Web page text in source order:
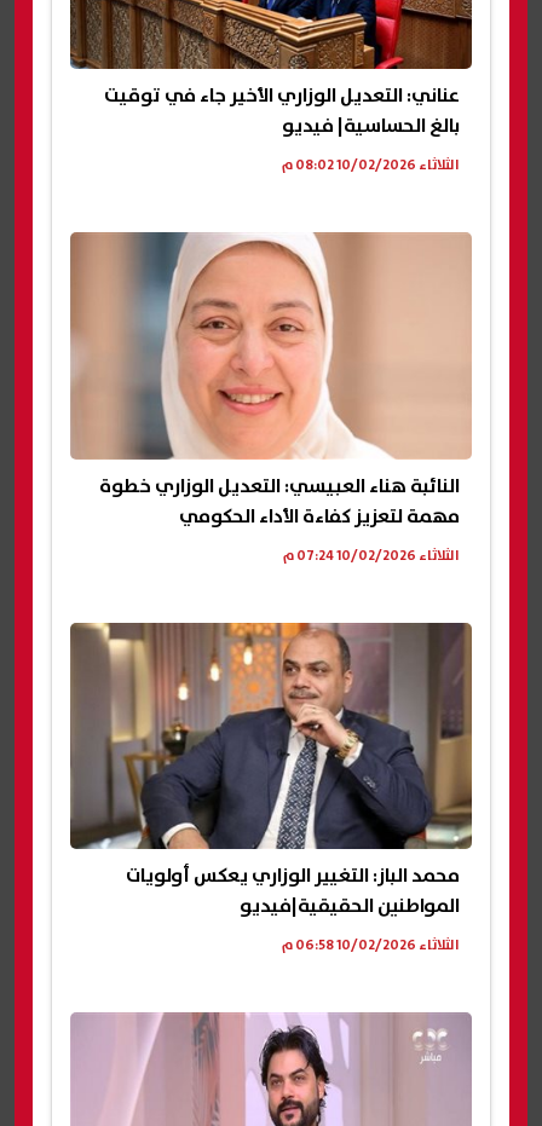
عناني: التعديل الوزاري الأخير جاء في توقيت
بالغ الحساسية| فيديو
الثلاثاء 10/02/2026 08:02 م
النائبة هناء العبيسي: التعديل الوزاري خطوة
مهمة لتعزيز كفاءة الأداء الحكومي
الثلاثاء 10/02/2026 07:24 م
محمد الباز: التغيير الوزاري يعكس أولويات
المواطنين الحقيقية|فيديو
الثلاثاء 10/02/2026 06:58 م